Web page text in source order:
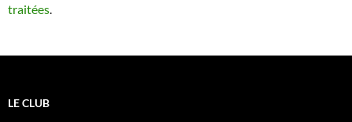
traitées.
LE CLUB